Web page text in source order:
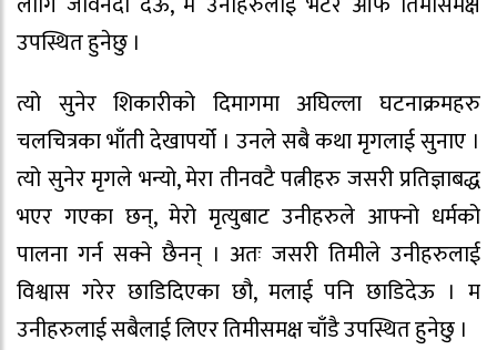
उपस्थित हुनेछु ।
त्यो सुनेर शिकारीको दिमागमा अघिल्ला घटनाक्रमहरु
चलचित्रका भाँती देखापर्यो । उनले सबै कथा मृगलाई सुनाए ।
त्यो सुनेर मृगले भन्यो, मेरा तीनवटै पत्नीहरु जसरी प्रतिज्ञाबद्ध
भएर गएका छन्, मेरो मृत्युबाट उनीहरुले आफ्नो धर्मको
पालना गर्न सक्ने छैनन् । अतः जसरी तिमीले उनीहरुलाई
विश्वास गरेर छाडिदिएका छौ, मलाई पनि छाडिदेऊ । म
उनीहरुलाई सबैलाई लिएर तिमीसमक्ष चाँडै उपस्थित हुनेछु ।